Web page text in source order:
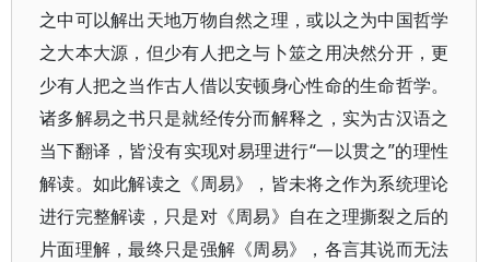
之中可以解出天地万物自然之理，或以之为中国哲学
之大本大源，但少有人把之与卜筮之用决然分开，更
少有人把之当作古人借以安顿身心性命的生命哲学。
诸多解易之书只是就经传分而解释之，实为古汉语之
当下翻译，皆没有实现对易理进行“一以贯之”的理性
解读。如此解读之《周易》，皆未将之作为系统理论
进行完整解读，只是对《周易》自在之理撕裂之后的
片面理解，最终只是强解《周易》，各言其说而无法